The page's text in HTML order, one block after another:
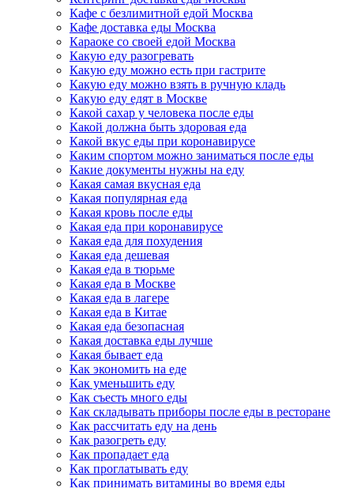
Кафе с безлимитной едой Москва
Кафе доставка еды Москва
Караоке со своей едой Москва
Какую еду разогревать
Какую еду можно есть при гастрите
Какую еду можно взять в ручную кладь
Какую еду едят в Москве
Какой сахар у человека после еды
Какой должна быть здоровая еда
Какой вкус еды при коронавирусе
Каким спортом можно заниматься после еды
Какие документы нужны на еду
Какая самая вкусная еда
Какая популярная еда
Какая кровь после еды
Какая еда при коронавирусе
Какая еда для похудения
Какая еда дешевая
Какая еда в тюрьме
Какая еда в Москве
Какая еда в лагере
Какая еда в Китае
Какая еда безопасная
Какая доставка еды лучше
Какая бывает еда
Как экономить на еде
Как уменьшить еду
Как съесть много еды
Как складывать приборы после еды в ресторане
Как рассчитать еду на день
Как разогреть еду
Как пропадает еда
Как проглатывать еду
Как принимать витамины во время еды